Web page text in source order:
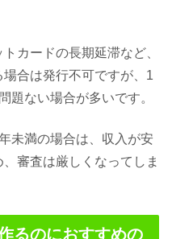
カードの長期延滞など、
合は発行不可ですが、1
題ない場合が多いです。
未満の場合は、収入が安
審査は厳しくなってしま
るのにおすすめの